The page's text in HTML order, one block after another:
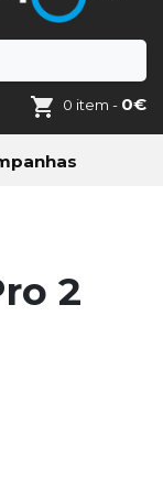
0 item - 0€
2